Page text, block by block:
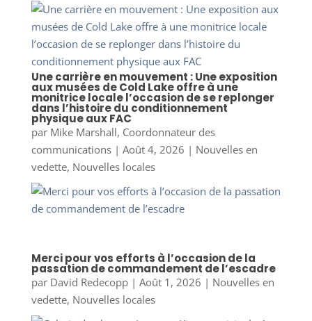
Une carrière en mouvement : Une exposition
aux musées de Cold Lake offre à une
monitrice locale l’occasion de se replonger
dans l’histoire du conditionnement
physique aux FAC
par Mike Marshall, Coordonnateur des
communications| Août 4, 2026 | Nouvelles en
vedette, Nouvelles locales
Merci pour vos efforts à l’occasion de la
passation de commandement de l’escadre
par David Redecopp| Août 1, 2026 | Nouvelles en
vedette, Nouvelles locales